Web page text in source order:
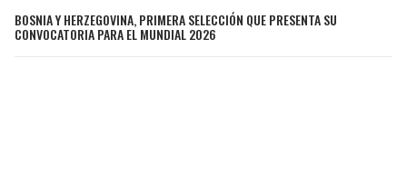
BOSNIA Y HERZEGOVINA, PRIMERA SELECCIÓN QUE PRESENTA SU
CONVOCATORIA PARA EL MUNDIAL 2026